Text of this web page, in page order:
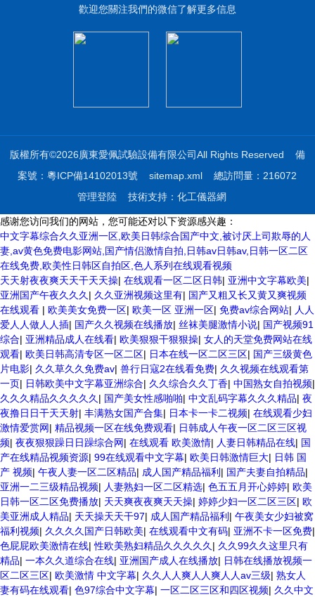
歡迎您關注我們的微信了解更多信息
版權所有©2026廣東愛佩試驗設備有限公司All Rights Reserved 備
案號：粵ICP備14102013號
sitemap.xml 總訪問量：216072
管理登陸技術支持： 化工儀器網
感谢您访问我们的网站，您可能还对以下资源感兴趣：
中文字幕综合久久亚洲一区,欧美日韩综合国产中文,被讨厌上司欺辱的人
妻,av黄色免费电影网站,国产情侣激情自拍,日韩av日韩av,日韩一区二区
在线免费,欧美性日韩区自拍区,色人系列在线观看视频
天天射夜夜爽天天干天天操| 在线观看一区二区日韩| 亚洲中文字幕欧美|
亚洲国产午夜久久久 | 久久亚洲视频这里有| 国产又粗又长又黄又爽视频
在线观看 | 欧美美女免费一区| 欧美一区 亚洲一区| 免费av综合网站| 人人
爱人人做人人插| 国产久久视频在线播放| 丝袜美腿激情小说| 国产视频91
综合| 亚洲精品成人在线看| 欧美狠狠干狠狠操| 女人的天堂免费网站在线
观看| 欧美日韩高清专区一区二区| 日本在线一区二区三区| 国产三级黄色
片电影| 久久草久久免费av| 兽行日寇2在线看免费| 久久视频在线观看第
一页| 日韩欧美中文字幕亚洲综合| 久久综合久久丁香| 中国熟女自拍视频|
久久久精品久久久久久 | 国产美女性感啪啪| 中文乱码字幕久久久精品| 夜
夜撸日日干天天射| 丰满熟女国产合集| 日本卡一卡二视频| 在线观看少妇
激情爱赏网| 精品视频一区在线免费观看| 日韩成人午夜一区二区三区视
频| 夜夜狠狠躁日日躁综合网| 在线观看 欧美激情| 人妻日韩精品在线| 国
产在线精品视频资源| 99在线观看中文字幕| 欧美日韩激情巨大| 日韩 国
产 视频| 午夜人妻一区二区精品| 成人国产精品福利 | 国产夫妻自拍精品|
亚洲一二三级精品视频| 人妻熟妇一区二区精选| 色五五月开心婷婷| 欧美
日韩一区二区免费播放| 天天爽夜夜爽天天操| 婷婷少妇一区二区三区| 欧
美亚洲成人精品| 天天操天天干97| 成人国产精品福利 | 午夜美女少妇被窝
福利视频| 久久久久国产日韩欧美| 在线观看中文有码| 亚洲不卡一区免费|
色屁屁欧美激情在线|性欧美熟妇精品久久久久久 | 久久99久久这里只有
精品| 一本久久道综合在线| 亚洲国产成人在线播放| 日韩在线播放视频一
区二区三区| 欧美激情 中文字幕| 久久人人爽人人爽人人av三级| 熟女人
妻有码在线观看| 色97综合中文字幕| 一区二区三区和四区视频| 久久中文